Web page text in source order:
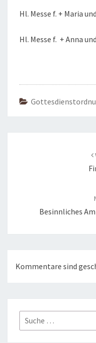
Hl. Messe f. + Maria
Hl. Messe f. + Anna
Besinnliches
Kommentare sind
Suche
nach: